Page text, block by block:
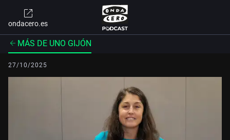
ondacero.es
MÁS DE UNO GIJÓN
27/10/2025